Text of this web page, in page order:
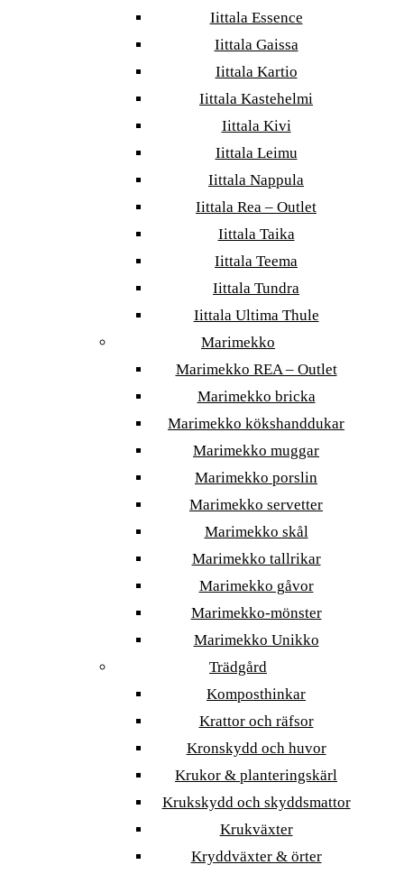
Iittala Essence
Iittala Gaissa
Iittala Kartio
Iittala Kastehelmi
Iittala Kivi
Iittala Leimu
Iittala Nappula
Iittala Rea – Outlet
Iittala Taika
Iittala Teema
Iittala Tundra
Iittala Ultima Thule
Marimekko
Marimekko REA – Outlet
Marimekko bricka
Marimekko kökshanddukar
Marimekko muggar
Marimekko porslin
Marimekko servetter
Marimekko skål
Marimekko tallrikar
Marimekko gåvor
Marimekko-mönster
Marimekko Unikko
Trädgård
Komposthinkar
Krattor och räfsor
Kronskydd och huvor
Krukor & planteringskärl
Krukskydd och skyddsmattor
Krukväxter
Kryddväxter & örter